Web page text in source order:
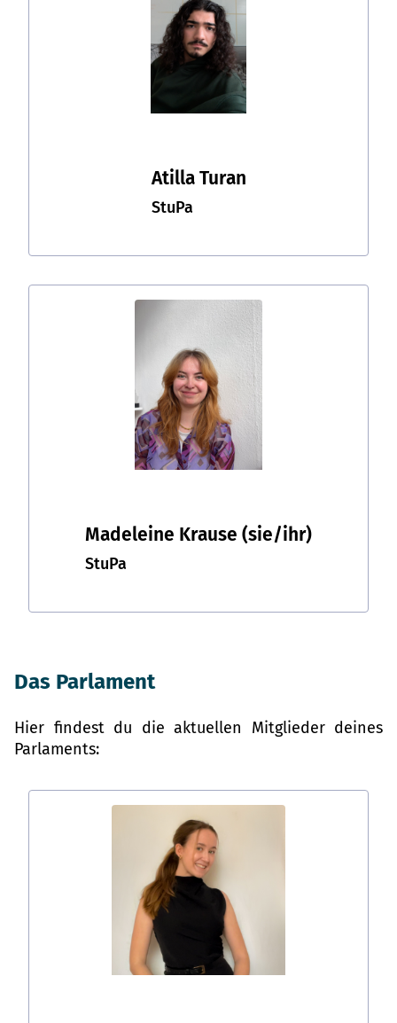
Atilla Turan
StuPa
Madeleine Krause (sie/ihr)
StuPa
Das Parlament
Hier findest du die aktuellen Mitglieder deines
Parlaments: